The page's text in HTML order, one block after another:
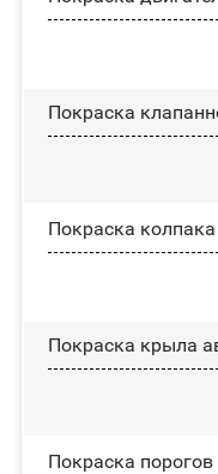
Покраска
Покраска
Покраска крыла
Покраска